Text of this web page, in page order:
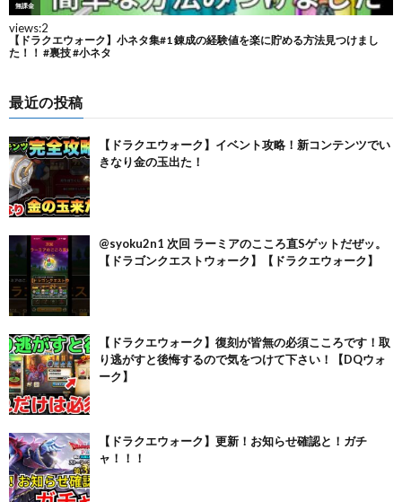
最近の投稿
【ドラクエウォーク】イベント攻略！新コンテンツでい
きなり金の玉出た！
@syoku2n1 次回 ラーミアのこころ直Sゲットだぜッ。
【ドラゴンクエストウォーク】【ドラクエウォーク】
【ドラクエウォーク】復刻が皆無の必須こころです！取
り逃がすと後悔するので気をつけて下さい！【DQウォ
ーク】
【ドラクエウォーク】更新！お知らせ確認と！ガチ
ャ！！！